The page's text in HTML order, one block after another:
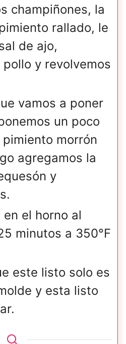
champiñones, la
rallado, le
de ajo,
y revolvemos
vamos a poner
un poco
morrón
agregamos la
y
el horno al
minutos a 350°F
este listo solo es
y esta listo